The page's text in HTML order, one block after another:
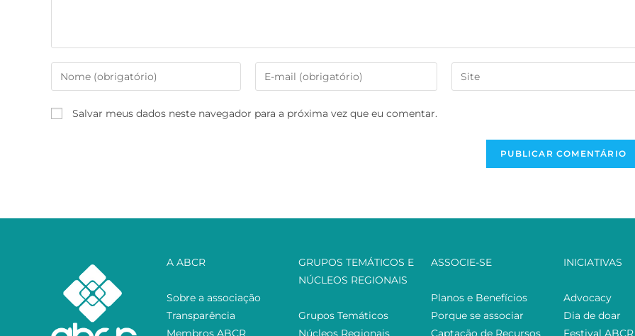
Salvar meus dados neste navegador para a próxima vez que eu comentar.
A ABCR
Sobre a associação
Transparência
Membros ABCR
GRUPOS TEMÁTICOS E
NÚCLEOS REGIONAIS
Grupos Temáticos
Núcleos Regionais
ASSOCIE-SE
Planos e Benefícios
Porque se associar
Captação de Recursos
INICIATIVAS
Advocacy
Dia de doar
Festival ABCR